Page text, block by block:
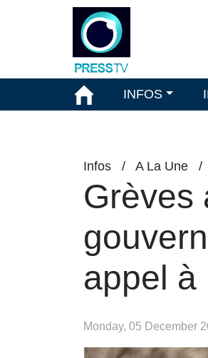
INFOS
Infos / A La Une /
Grèves
appel à
Monday, 05 December